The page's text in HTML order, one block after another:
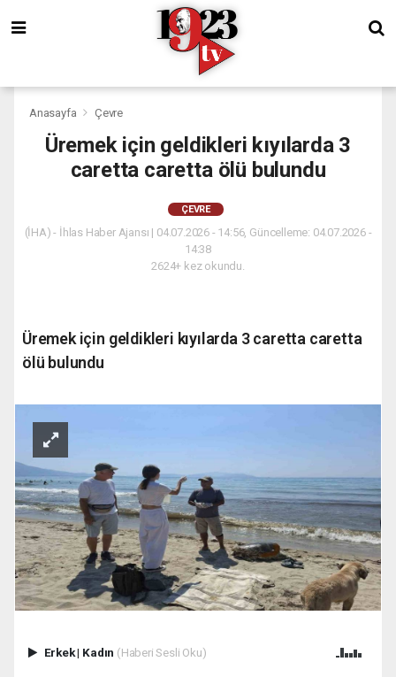
Anasayfa Çevre
Üremek için geldikleri kıyılarda 3
caretta caretta ölü bulundu
ÇEVRE
(İHA) - İhlas Haber Ajansı | 04.07.2026 - 14:56, Güncelleme: 04.07.2026 -
14:38
2624+ kez okundu.
Üremek için geldikleri kıyılarda 3 caretta caretta
ölü bulundu
Erkek| Kadın (Haberi Sesli Oku)